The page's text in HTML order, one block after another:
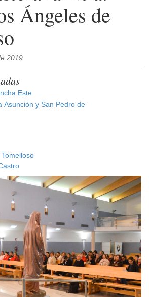
Ángeles de
2019
Este
Asunción y San Pedro de